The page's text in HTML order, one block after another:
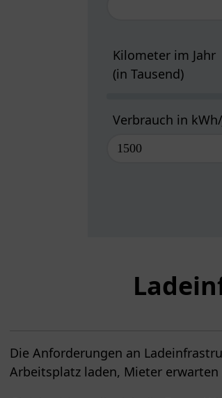
Kilometer im Jahr
(in Tausend)
Verbrauch in
Die Anforderungen an
Arbeitsplatz laden, Mieter